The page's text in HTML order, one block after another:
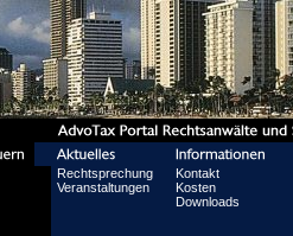
Rechtsprechung
Veranstaltungen
Kontakt
Kosten
Downloads